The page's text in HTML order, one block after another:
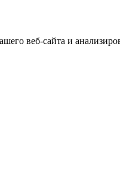
веб-сайта и